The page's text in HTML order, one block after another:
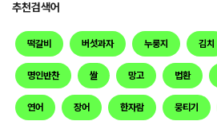
추천검색어
떡갈비 버섯과자 누룽지 김치
명인반찬 쌀 망고 법환
연어 장어 한자람 뭉티기